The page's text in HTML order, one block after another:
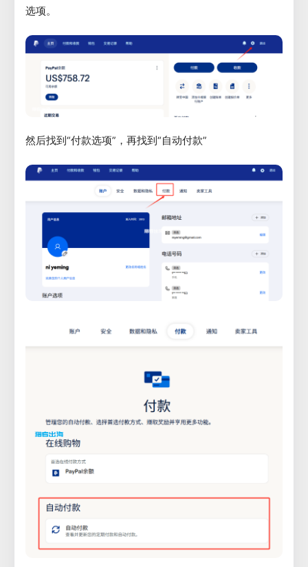
选项。
然后找到“付款选项”，再找到“自动付款”